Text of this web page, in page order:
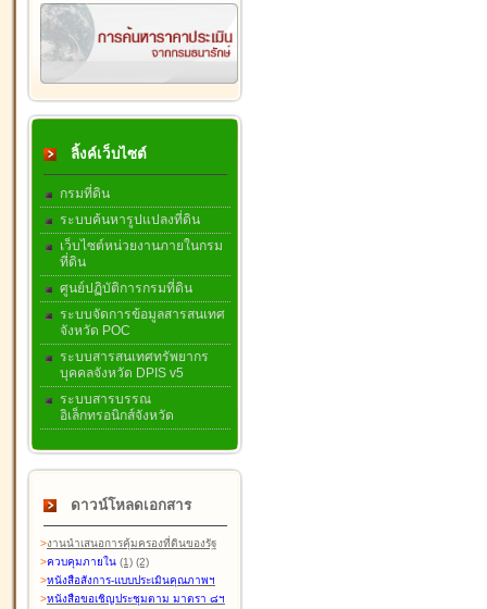
ลิ้งค์เว็บไซต์
กรมที่ดิน
ระบบค้นหารูปแปลงที่ดิน
เว็บไซต์หน่วยงานภายในกรม
ที่ดิน
ศูนย์ปฏิบัติการกรมที่ดิน
ระบบจัดการข้อมูลสารสนเทศ
จังหวัด POC
ระบบสารสนเทศทรัพยากร
บุคคลจังหวัด DPIS v5
ระบบสารบรรณ
อิเล็กทรอนิกส์จังหวัด
ดาวน์โหลดเอกสาร
>งานนำเสนอการคุ้มครองที่ดินของรัฐ
>ควบคุมภายใน (1) (2)
>หนังสือสังการ-แบบประเมินคุณภาพฯ
>หนังสือขอเชิญประชุมตาม มาตรา ๘ฯ